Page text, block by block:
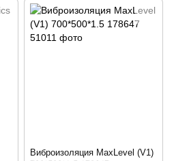
Виброизоляция MaxLevel (V1)